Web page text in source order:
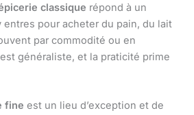
classique répond à un
pour acheter du pain, du lait
par commodité ou en
généraliste, et la praticité prime
fine est un lieu d’exception et de